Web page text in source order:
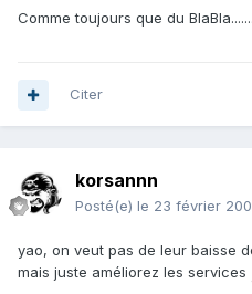
Comme toujours que du
Citer
korsannn
Posté(e) le 23 février
yao, on veut pas de leur baisse
mais juste améliorez les services